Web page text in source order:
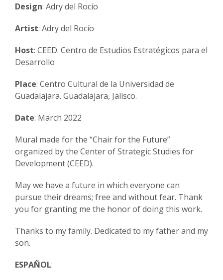
Design: Adry del Rocío
Artist: Adry del Rocío
Host: CEED. Centro de Estudios Estratégicos para el
Desarrollo
Place: Centro Cultural de la Universidad de
Guadalajara. Guadalajara, Jalisco.
Date: March 2022
Mural made for the “Chair for the Future”
organized by the Center of Strategic Studies for
Development (CEED).
May we have a future in which everyone can
pursue their dreams; free and without fear. Thank
you for granting me the honor of doing this work.
Thanks to my family. Dedicated to my father and my
son.
ESPAÑOL: